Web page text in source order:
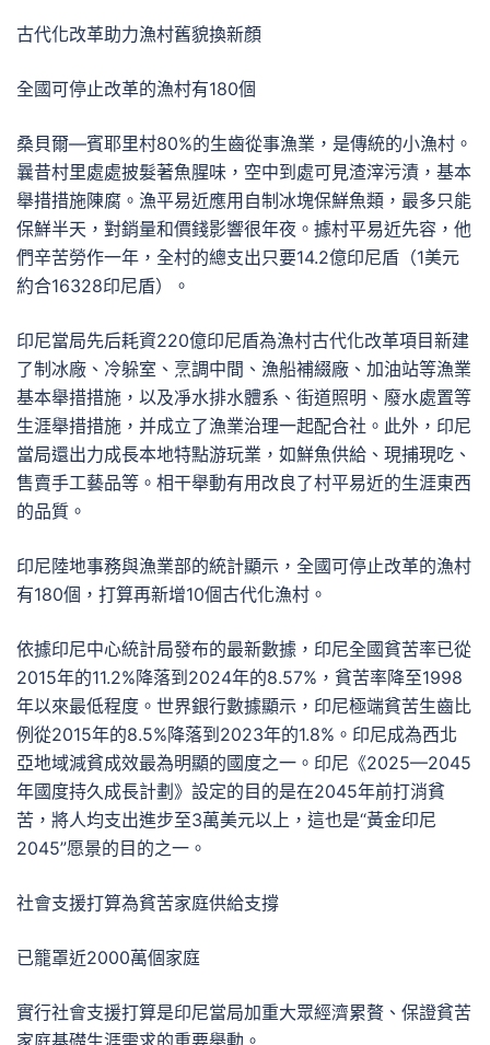
古代化改革助力漁村舊貌換新顏
全國可停止改革的漁村有180個
桑貝爾—賓耶里村80%的生齒從事漁業，是傳統的小漁村。
曩昔村里處處披髮著魚腥味，空中到處可見渣滓污漬，基本
舉措措施陳腐。漁平易近應用自制冰塊保鮮魚類，最多只能
保鮮半天，對銷量和價錢影響很年夜。據村平易近先容，他
們辛苦勞作一年，全村的總支出只要14.2億印尼盾（1美元
約合16328印尼盾）。
印尼當局先后耗資220億印尼盾為漁村古代化改革項目新建
了制冰廠、冷躲室、烹調中間、漁船補綴廠、加油站等漁業
基本舉措措施，以及凈水排水體系、街道照明、廢水處置等
生涯舉措措施，并成立了漁業治理一起配合社。此外，印尼
當局還出力成長本地特點游玩業，如鮮魚供給、現捕現吃、
售賣手工藝品等。相干舉動有用改良了村平易近的生涯東西
的品質。
印尼陸地事務與漁業部的統計顯示，全國可停止改革的漁村
有180個，打算再新增10個古代化漁村。
依據印尼中心統計局發布的最新數據，印尼全國貧苦率已從
2015年的11.2%降落到2024年的8.57%，貧苦率降至1998
年以來最低程度。世界銀行數據顯示，印尼極端貧苦生齒比
例從2015年的8.5%降落到2023年的1.8%。印尼成為西北
亞地域減貧成效最為明顯的國度之一。印尼《2025—2045
年國度持久成長計劃》設定的目的是在2045年前打消貧
苦，將人均支出進步至3萬美元以上，這也是“黃金印尼
2045”愿景的目的之一。
社會支援打算為貧苦家庭供給支撐
已籠罩近2000萬個家庭
實行社會支援打算是印尼當局加重大眾經濟累贅、保證貧苦
家庭基礎生涯需求的重要舉動。